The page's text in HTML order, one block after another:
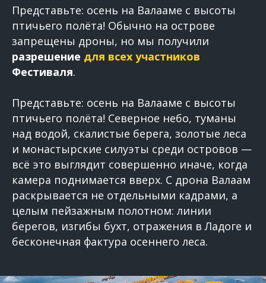
Представьте: осень на Валааме с высоты
птичьего полёта! Обычно на острове
запрещены дроны, но мы получили
разрешение для всех участников
Фестиваля.
Представьте: осень на Валааме с высоты
птичьего полёта! Северное небо, туманы
над водой, скалистые берега, золотые леса
и монастырские силуэты среди островов —
всё это выглядит совершенно иначе, когда
камера поднимается вверх. С дрона Валаам
раскрывается не отдельными кадрами, а
целым пейзажным полотном: линии
берегов, изгибы бухт, отражения в Ладоге и
бесконечная фактура осеннего леса.